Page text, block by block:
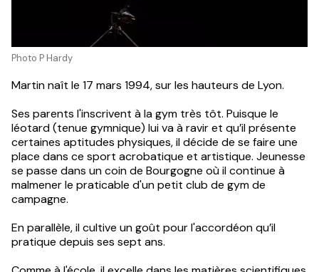
Photo P Hardy
Martin naît le 17 mars 1994, sur les hauteurs de Lyon.
Ses parents l'inscrivent à la gym très tôt. Puisque le
léotard (tenue gymnique) lui va à ravir et qu’il présente
certaines aptitudes physiques, il décide de se faire une
place dans ce sport acrobatique et artistique. Jeunesse
se passe dans un coin de Bourgogne où il continue à
malmener le praticable d'un petit club de gym de
campagne.
En parallèle, il cultive un goût pour l'accordéon qu’il
pratique depuis ses sept ans.